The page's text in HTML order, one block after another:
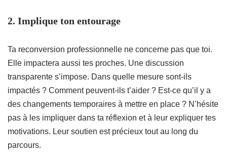
2. Implique ton entourage
Ta reconversion professionnelle ne concerne pas que toi.
Elle impactera aussi tes proches. Une discussion
transparente s’impose. Dans quelle mesure sont-ils
impactés ? Comment peuvent-ils t’aider ? Est-ce qu’il y a
des changements temporaires à mettre en place ? N’hésite
pas à les impliquer dans ta réflexion et à leur expliquer tes
motivations. Leur soutien est précieux tout au long du
parcours.